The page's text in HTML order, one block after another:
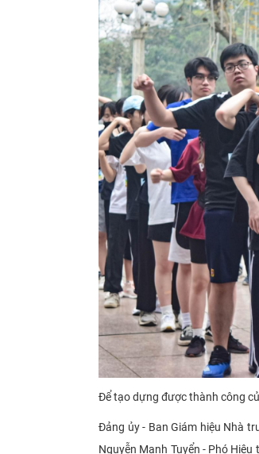
Để tạo dựng được thành công
Đảng ủy - Ban Giám hiệu Nhà
Nguyễn Mạnh Tuyển - Phó